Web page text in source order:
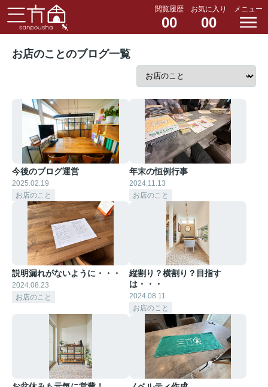
閲覧履歴
00
お気に入り
00
メニュー
お店のことのブログ一覧
今後のブログ運営
2025.02.19
お店のこと
年末の恒例行事
2024.11.13
お店のこと
説明漏れがないように・・・
2024.08.23
お店のこと
縦割り？横割り？目指す
は・・・
2024.08.11
お店のこと